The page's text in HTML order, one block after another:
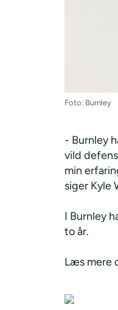
Foto: Burnley
- Burnley
vild
min
siger Kyle
I Burnley
to år.
Læs mere